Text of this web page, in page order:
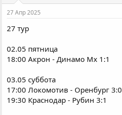
:
27 Апр 2025
27 тур
02.05 пятница
18:00 Акрон - Динамо Мх 1:1
03.05 суббота
17:00 Локомотив - Оренбург 3:0
19:30 Краснодар - Рубин 3:1